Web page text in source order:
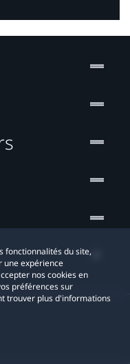
fonctionnalités du site,
une expérience
nos cookies en
préférences sur
trouver plus d'informations